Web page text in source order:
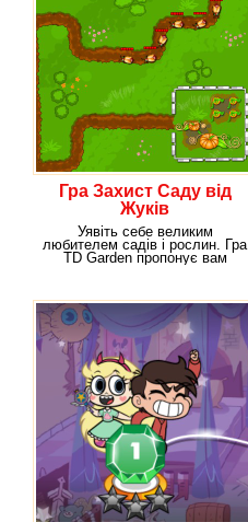
Гра Захист Саду від
Жуків
Уявіть себе великим
любителем садів і рослин. Гра
TD Garden пропонує вам